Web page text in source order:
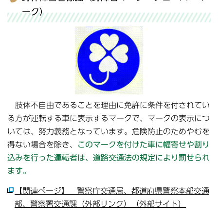
ーク）
肢体不自由であることを理由に免許に条件を付されてい
る方が運転する車に表示するマークで、マークの表示につ
いては、努力義務となっています。危険防止のためやむを
得ない場合を除き、
このマークを付けた車に幅寄せや割り
込みを行った運転者は、道路交通法の規定により罰せられ
ます。
【関連ページ】 警察庁交通局、都道府県警察本部交通
部、警察署交通課（外部リンク）（外部サイト）